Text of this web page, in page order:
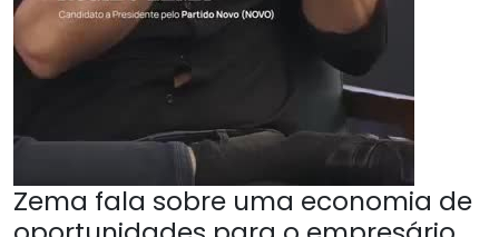
Zema fala sobre uma economia de